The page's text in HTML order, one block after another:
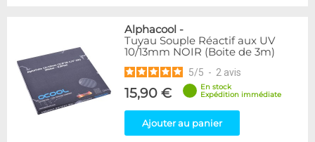
Alphacool -
Tuyau Souple Réactif aux UV
10/13mm NOIR (Boite de 3m)
5/5 - 2 avis
15,90 €
En stock
Expédition immédiate
Ajouter au panier